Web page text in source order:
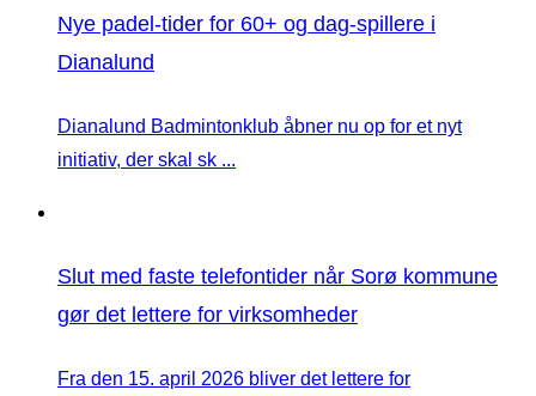
Nye padel-tider for 60+ og dag-spillere i
Dianalund
Dianalund Badmintonklub åbner nu op for et nyt
initiativ, der skal sk ...
Slut med faste telefontider når Sorø kommune
gør det lettere for virksomheder
Fra den 15. april 2026 bliver det lettere for